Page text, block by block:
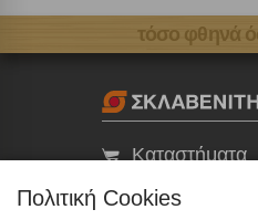
τόσο φθηνά
Καταστήματα
eMarket
Πολιτική Cookies